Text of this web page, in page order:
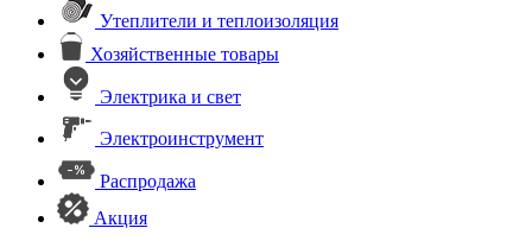
Утеплители и теплоизоляция
Хозяйственные товары
Электрика и свет
Электроинструмент
Распродажа
Акция